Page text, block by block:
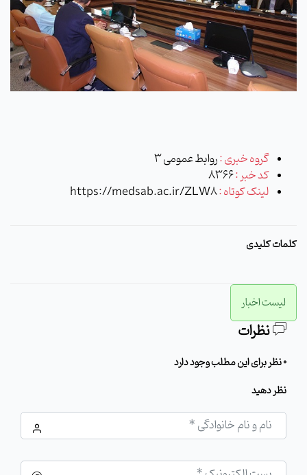
گروه خبری :روابط عمومی 3
کد خبر :8366
لینک کوتاه :https://medsab.ac.ir/ZLW8
کلمات کلیدی
لیست اخبار
نظرات
0 نظر برای این مطلب وجود دارد
نظر دهید